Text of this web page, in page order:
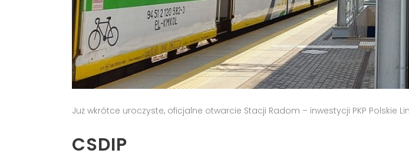
Już wkrótce uroczyste, oficjalne otwarcie Stacji Radom – inwestycji PKP Polskie
CSDIP